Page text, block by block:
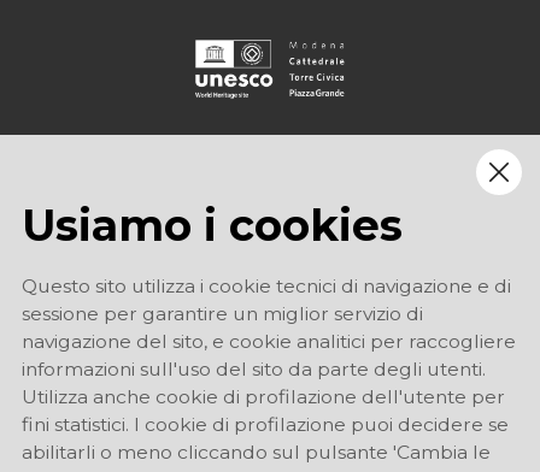
Usiamo i cookies
Questo sito utilizza i cookie tecnici di navigazione e di
sessione per garantire un miglior servizio di
navigazione del sito, e cookie analitici per raccogliere
informazioni sull'uso del sito da parte degli utenti.
Utilizza anche cookie di profilazione dell'utente per
fini statistici. I cookie di profilazione puoi decidere se
abilitarli o meno cliccando sul pulsante 'Cambia le